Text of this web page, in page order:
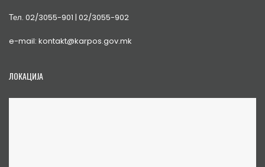
Тел. 02/3055-901 | 02/3055-902
e-mail: kontakt@karpos.gov.mk
ЛОКАЦИЈА